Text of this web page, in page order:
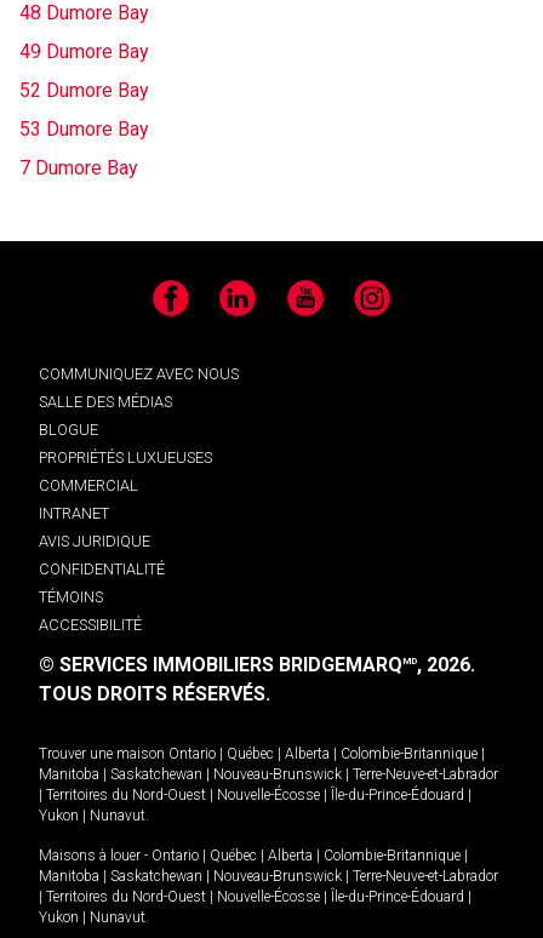
48 Dumore Bay
49 Dumore Bay
52 Dumore Bay
53 Dumore Bay
7 Dumore Bay
Facebook LinkedIn YouTube Instagram
COMMUNIQUEZ AVEC NOUS
SALLE DES MÉDIAS
BLOGUE
PROPRIÉTÉS LUXUEUSES
COMMERCIAL
INTRANET
AVIS JURIDIQUE
CONFIDENTIALITÉ
TÉMOINS
ACCESSIBILITÉ
© SERVICES IMMOBILIERS BRIDGEMARQMD, 2026.
TOUS DROITS RÉSERVÉS.
Trouver une maison Ontario Québec Alberta Colombie-Britannique
Manitoba
Saskatchewan Nouveau-Brunswick
Terre-Neuve-et-Labrador
Territoires du Nord-Ouest Nouvelle-Écosse Île-du-Prince-Édouard
Yukon
Nunavut.
Maisons à louer - Ontario Québec Alberta Colombie-Britannique
Manitoba
Saskatchewan Nouveau-Brunswick
Terre-Neuve-et-Labrador
Territoires du Nord-Ouest Nouvelle-Écosse Île-du-Prince-Édouard
Yukon
Nunavut.